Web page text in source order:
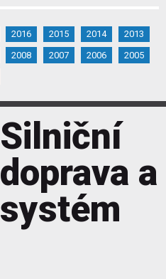
2016 2015 2014
2013
2008 2007 2006
2005
Silniční
doprava a
systém